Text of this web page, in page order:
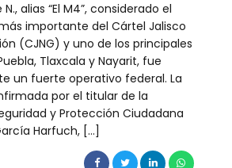
alias “El M4”, considerado el
importante del Cártel Jalisco
(CJNG) y uno de los principales
Tlaxcala y Nayarit, fue
un fuerte operativo federal. La
por el titular de la
y Protección Ciudadana
Harfuch, […]